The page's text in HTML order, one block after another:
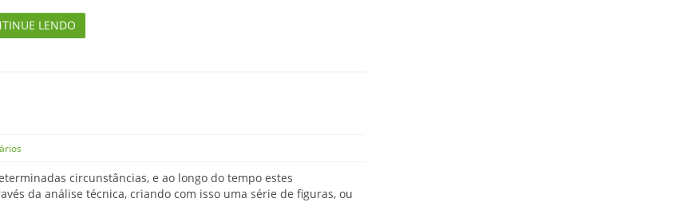
LENDO
circunstâncias, e ao longo do tempo estes
da análise técnica, criando com isso uma série de figuras, ou